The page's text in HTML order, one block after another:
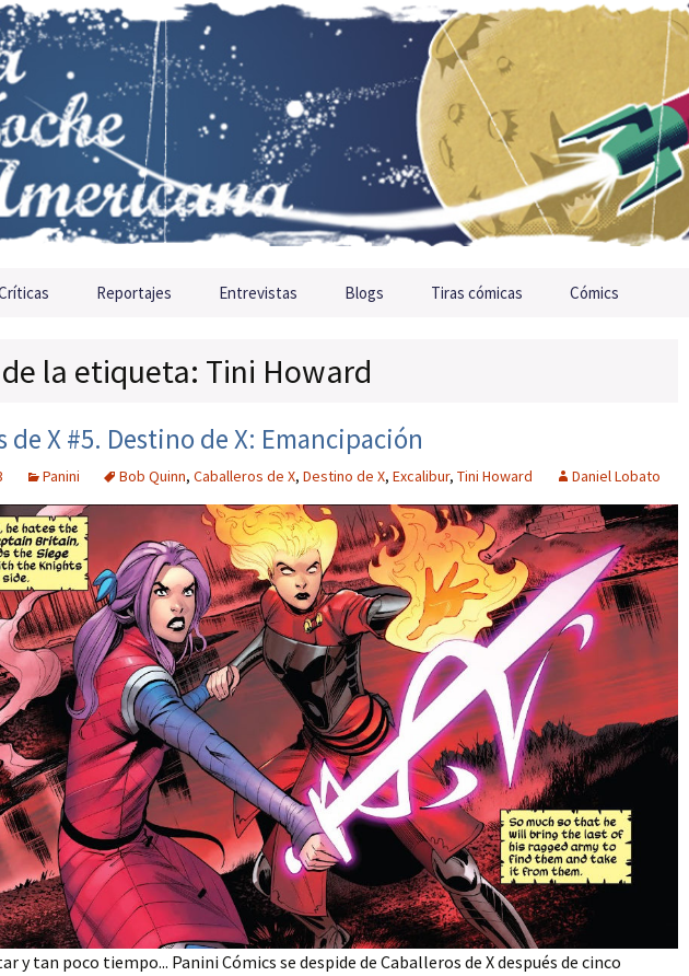
Reportajes Entrevistas Blogs Tiras cómicas Cómics
la etiqueta: Tini Howard
de X #5. Destino de X: Emancipación
Panini Bob Quinn, Caballeros de X, Destino de X, Excalibur, Tini Howard Daniel Lobato
y tan poco tiempo... Panini Cómics se despide de Caballeros de X después de cinco